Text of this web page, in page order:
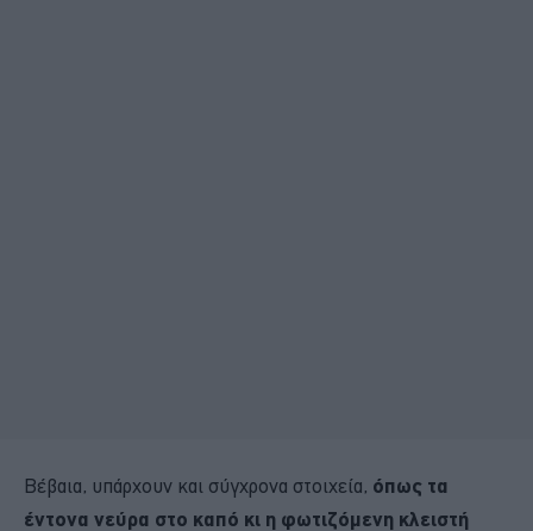
Βέβαια, υπάρχουν και σύγχρονα στοιχεία, όπως τα
έντονα νεύρα στο καπό κι η φωτιζόμενη κλειστή